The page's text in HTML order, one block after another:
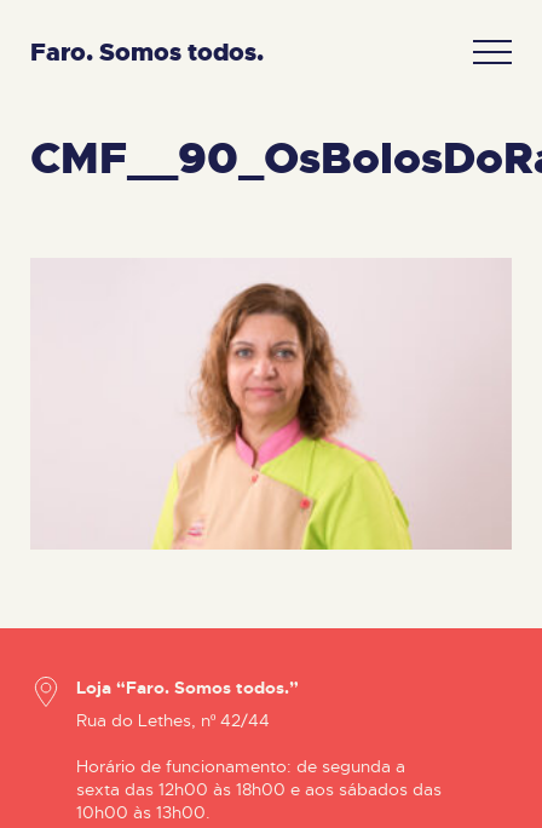
Faro. Somos todos.
Loja “Faro. Somos todos.”
Rua do Lethes, nº 42/44
Horário de funcionamento: de segunda a
sexta das 12h00 às 18h00 e aos sábados das
10h00 às 13h00.